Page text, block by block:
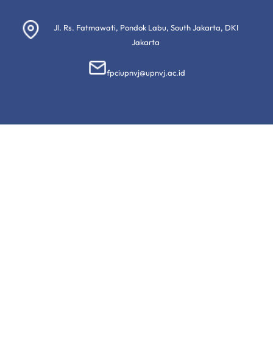
Jl. Rs. Fatmawati, Pondok Labu, South Jakarta, DKI
Jakarta
fpciupnvj@upnvj.ac.id